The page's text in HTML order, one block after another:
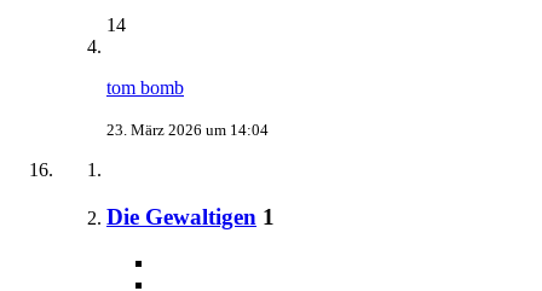
14
tom bomb
23. März 2026 um 14:04
Die Gewaltigen 1